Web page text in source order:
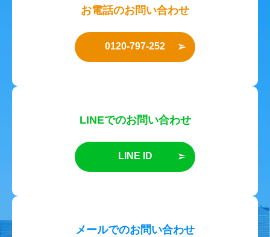
お電話のお問い合わせ
0120-797-252
LINEでのお問い合わせ
LINE ID
メールでのお問い合わせ